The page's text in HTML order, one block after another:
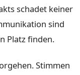
schadet keiner
sind
Platz finden.
Stimmen